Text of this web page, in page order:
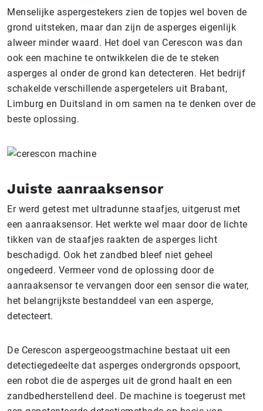
Menselijke aspergestekers zien de topjes wel boven de
grond uitsteken, maar dan zijn de asperges eigenlijk
alweer minder waard. Het doel van Cerescon was dan
ook een machine te ontwikkelen die de te steken
asperges al onder de grond kan detecteren. Het bedrijf
schakelde verschillende aspergetelers uit Brabant,
Limburg en Duitsland in om samen na te denken over de
beste oplossing.
Juiste aanraaksensor
Er werd getest met ultradunne staafjes, uitgerust met
een aanraaksensor. Het werkte wel maar door de lichte
tikken van de staafjes raakten de asperges licht
beschadigd. Ook het zandbed bleef niet geheel
ongedeerd. Vermeer vond de oplossing door de
aanraaksensor te vervangen door een sensor die water,
het belangrijkste bestanddeel van een asperge,
detecteert.
De Cerescon aspergeoogstmachine bestaat uit een
detectiegedeelte dat asperges ondergronds opspoort,
een robot die de asperges uit de grond haalt en een
zandbedherstellend deel. De machine is toegerust met